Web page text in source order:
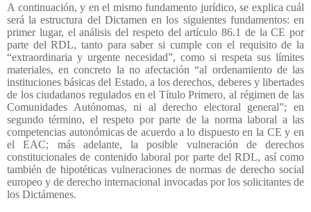
A continuación, y en el mismo fundamento jurídico, se explica cuál
será la estructura del Dictamen en los siguientes fundamentos: en
primer lugar, el análisis del respeto del artículo 86.1 de la CE por
parte del RDL, tanto para saber si cumple con el requisito de la
“extraordinaria y urgente necesidad”, como si respeta sus límites
materiales, en concreto la no afectación “al ordenamiento de las
instituciones básicas del Estado, a los derechos, deberes y libertades
de los ciudadanos regulados en el Título Primero, al régimen de las
Comunidades Autónomas, ni al derecho electoral general”; en
segundo término, el respeto por parte de la norma laboral a las
competencias autonómicas de acuerdo a lo dispuesto en la CE y en
el EAC; más adelante, la posible vulneración de derechos
constitucionales de contenido laboral por parte del RDL, así como
también de hipotéticas vulneraciones de normas de derecho social
europeo y de derecho internacional invocadas por los solicitantes de
los Dictámenes.